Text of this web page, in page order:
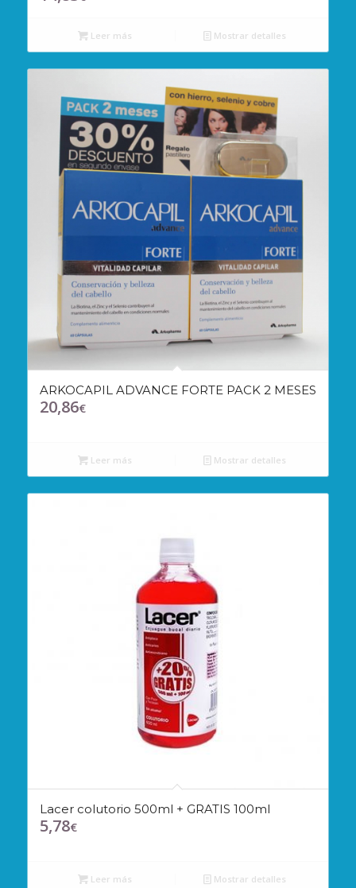
Leer más Mostrar detalles
ARKOCAPIL ADVANCE FORTE PACK 2 MESES
20,86€
Leer más Mostrar detalles
Lacer colutorio 500ml + GRATIS 100ml
5,78€
Leer más Mostrar detalles